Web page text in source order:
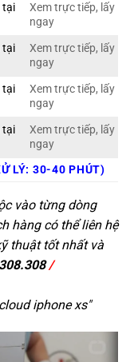
tại
Xem trực tiếp, lấy
ngay
tại
Xem trực tiếp, lấy
ngay
tại
Xem trực tiếp, lấy
ngay
tại
Xem trực tiếp, lấy
ngay
LÝ: 30-40 PHÚT)
vào từng dòng
hàng có thể liên hệ
thuật tốt nhất và
/
iphone xs"